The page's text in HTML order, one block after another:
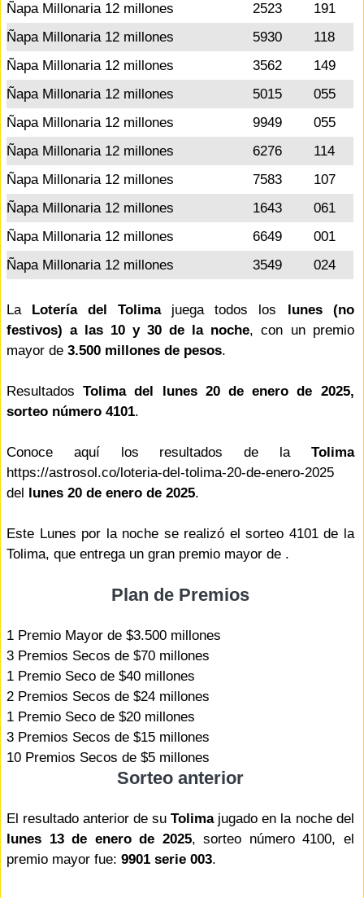
Ñapa Millonaria 12 millones
2523
191
Ñapa Millonaria 12 millones
5930
118
Ñapa Millonaria 12 millones
3562
149
Ñapa Millonaria 12 millones
5015
055
Ñapa Millonaria 12 millones
9949
055
Ñapa Millonaria 12 millones
6276
114
Ñapa Millonaria 12 millones
7583
107
Ñapa Millonaria 12 millones
1643
061
Ñapa Millonaria 12 millones
6649
001
Ñapa Millonaria 12 millones
3549 024
La Lotería del Tolimajuega todos los lunes (no
festivos) a las 10 y 30 de la noche, con un premio
mayor de 3.500 millones de pesos.
ResultadosTolima del lunes 20 de enero de 2025,
sorteo número 4101.
Conoce aquí los resultados de la Tolima
https://astrosol.co/loteria-del-tolima-20-de-enero-2025
del lunes 20 de enero de 2025.
Este Lunes por la noche se realizó el sorteo 4101 de la
Tolima, que entrega un gran premio mayor de .
Plan de Premios
1 Premio Mayor de $3.500 millones
3 Premios Secos de $70 millones
1 Premio Seco de $40 millones
2 Premios Secos de $24 millones
1 Premio Seco de $20 millones
3 Premios Secos de $15 millones
10 Premios Secos de $5 millones
Sorteo anterior
El resultado anterior de suTolimajugado en la noche del
lunes 13 de enero de 2025, sorteo número 4100, el
premio mayor fue: 9901 serie 003.